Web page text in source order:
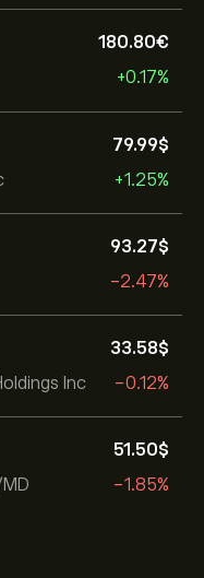
180.80‎€‎
+0.17%
79.99‎$‎
+1.25%
93.27‎$‎
-2.47%
Inc
33.58‎$‎
-0.12%
51.50‎$‎
-1.85%